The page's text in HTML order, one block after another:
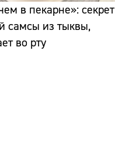
в пекарне»: секрет
самсы из тыквы,
во рту